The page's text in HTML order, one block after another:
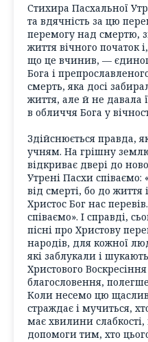
Стихира Пасхальної
та вдячність за цю
перемогу над смертю,
життя вічного початок
що це вчинив, —
Бога і
смерть, яка досі
життя, але й не давала
в обличчя Бога у
Здійснюється правда,
учням. На грішну
відкриває двері до
Утрені Пасхи співаємо:
від смерті, бо до життя
Христос Бог нас
співаємо». І справді,
пісні про Христову
народів, для кожної
які заблукали і
Христового
благословення,
Коли несемо цю
страждає і мучиться,
має хвилини
допомоги тим, хто